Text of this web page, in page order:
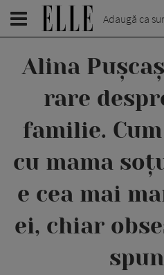
Adaugă ca
Alina
rare
familie.
cu mama
e cea mai
ei, chiar